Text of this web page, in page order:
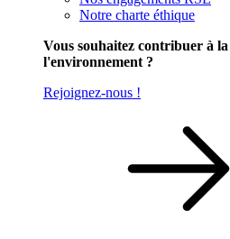
Notre charte éthique
Vous souhaitez contribuer à
l'environnement ?
Rejoignez-nous !